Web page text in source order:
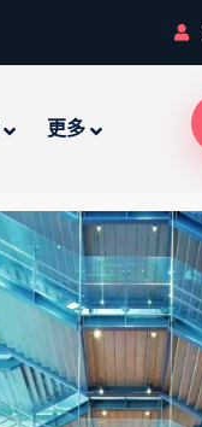
更多